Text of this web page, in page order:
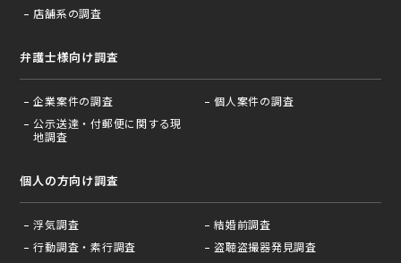
店舗系の調査
弁護士様向け調査
企業案件の調査
個人案件の調査
公示送達・付郵便に関する現
地調査
個人の方向け調査
浮気調査
結婚前調査
行動調査・素行調査
盗聴盗撮器発見調査